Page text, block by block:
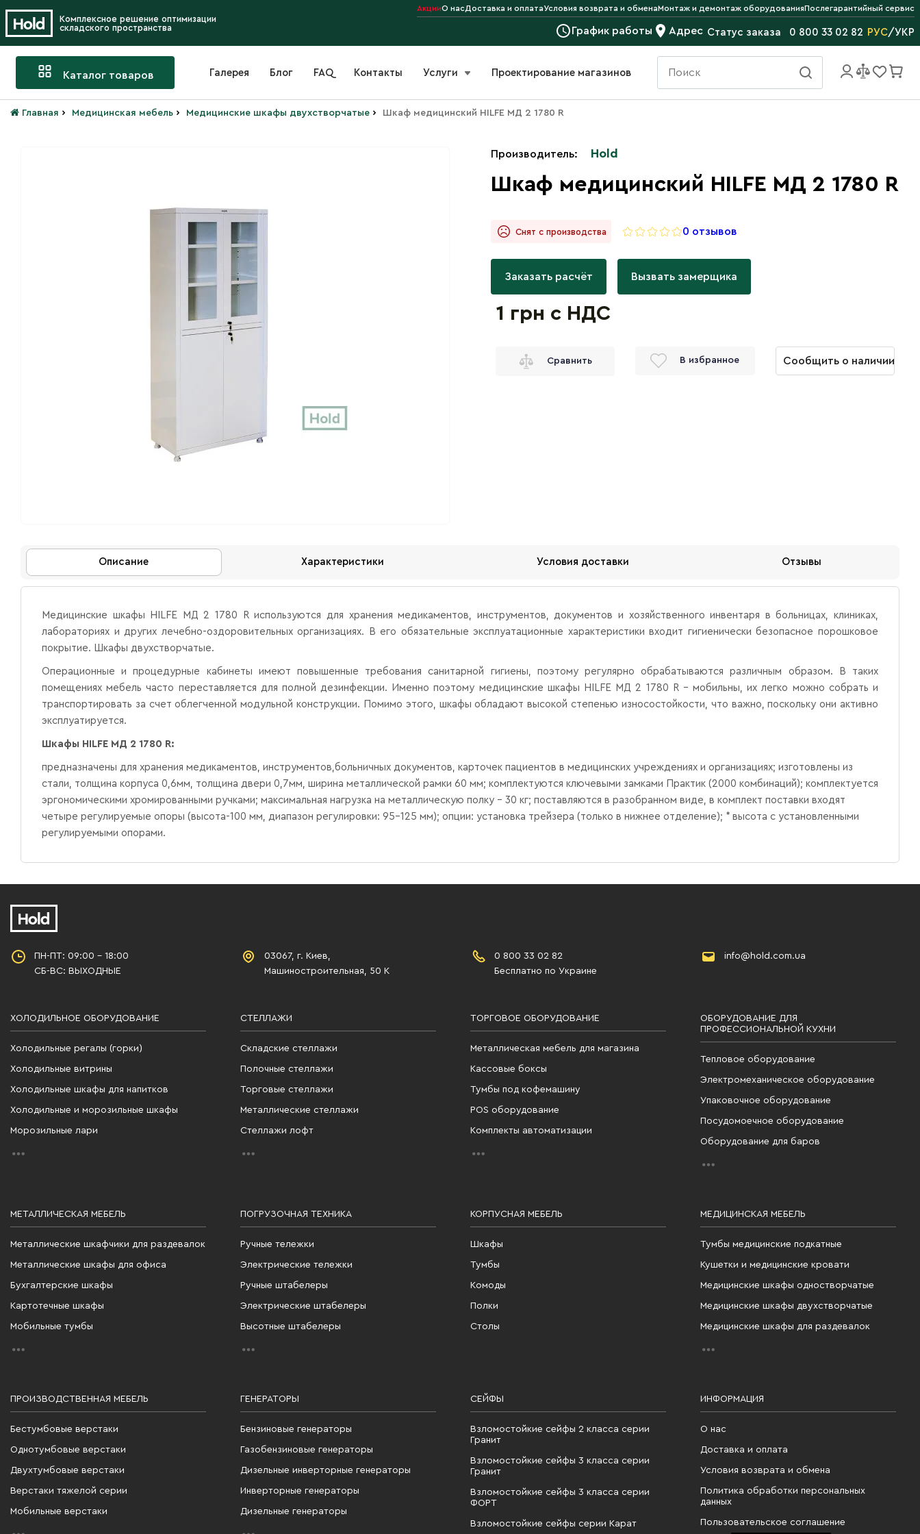
Комплексное решение оптимизации
складского пространства
АкцииО насДоставка и оплатаУсловия возврата и обменаМонтаж и демонтаж оборудованияПослегарантийный сервис
График работы Адрес Статус заказа 0 800 33 02 82 РУС/УКР
Каталог товаров Галерея Блог FAQ Контакты Услуги Проектирование магазинов
Главная › Медицинская мебель › Медицинские шкафы двухстворчатые › Шкаф медицинский HILFE МД 2 1780 R
Производитель: Hold
Шкаф медицинский HILFE МД 2 1780 R
Снят с производства 0 отзывов
Заказать расчёт Вызвать замерщика
1 грн с НДС
Сравнить В избранное Сообщить о наличии
Описание Характеристики Условия доставки Отзывы
Медицинские шкафы HILFE МД 2 1780 R используются для хранения медикаментов, инструментов, документов и хозяйственного инвентаря в больницах, клиниках,
лабораториях и других лечебно-оздоровительных организациях. В его обязательные эксплуатационные характеристики входит гигиенически безопасное порошковое
покрытие. Шкафы двухстворчатые.
Операционные и процедурные кабинеты имеют повышенные требования санитарной гигиены, поэтому регулярно обрабатываются различным образом. В таких
помещениях мебель часто переставляется для полной дезинфекции. Именно поэтому медицинские шкафы HILFE МД 2 1780 R - мобильны, их легко можно собрать и
транспортировать за счет облегченной модульной конструкции. Помимо этого, шкафы обладают высокой степенью износостойкости, что важно, поскольку они активно
эксплуатируется.
Шкафы HILFE МД 2 1780 R:
предназначены для хранения медикаментов, инструментов,больничных документов, карточек пациентов в медицинских учреждениях и организациях; изготовлены из
стали, толщина корпуса 0,6мм, толщина двери 0,7мм, ширина металлической рамки 60 мм; комплектуются ключевыми замками Практик (2000 комбинаций); комплектуется
эргономическими хромированными ручками; максимальная нагрузка на металлическую полку - 30 кг; поставляются в разобранном виде, в комплект поставки входят
четыре регулируемые опоры (высота-100 мм, диапазон регулировки: 95-125 мм); опции: установка трейзера (только в нижнее отделение); * высота с установленными
регулируемыми опорами.
ПН-ПТ: 09:00 - 18:00
СБ-ВС: ВЫХОДНЫЕ
03067, г. Киев,
Машиностроительная, 50 К
0 800 33 02 82
Бесплатно по Украине
info@hold.com.ua
ХОЛОДИЛЬНОЕ ОБОРУДОВАНИЕ
Холодильные регалы (горки)
Холодильные витрины
Холодильные шкафы для напитков
Холодильные и морозильные шкафы
Морозильные лари
СТЕЛЛАЖИ
Складские стеллажи
Полочные стеллажи
Торговые стеллажи
Металлические стеллажи
Стеллажи лофт
ТОРГОВОЕ ОБОРУДОВАНИЕ
Металлическая мебель для магазина
Кассовые боксы
Тумбы под кофемашину
POS оборудование
Комплекты автоматизации
ОБОРУДОВАНИЕ ДЛЯ
ПРОФЕССИОНАЛЬНОЙ КУХНИ
Тепловое оборудование
Электромеханическое оборудование
Упаковочное оборудование
Посудомоечное оборудование
Оборудование для баров
МЕТАЛЛИЧЕСКАЯ МЕБЕЛЬ
Металлические шкафчики для раздевалок
Металлические шкафы для офиса
Бухгалтерские шкафы
Картотечные шкафы
Мобильные тумбы
ПОГРУЗОЧНАЯ ТЕХНИКА
Ручные тележки
Электрические тележки
Ручные штабелеры
Электрические штабелеры
Высотные штабелеры
КОРПУСНАЯ МЕБЕЛЬ
Шкафы
Тумбы
Комоды
Полки
Столы
МЕДИЦИНСКАЯ МЕБЕЛЬ
Тумбы медицинские подкатные
Кушетки и медицинские кровати
Медицинские шкафы одностворчатые
Медицинские шкафы двухстворчатые
Медицинские шкафы для раздевалок
ПРОИЗВОДСТВЕННАЯ МЕБЕЛЬ
Бестумбовые верстаки
Однотумбовые верстаки
Двухтумбовые верстаки
Верстаки тяжелой серии
Мобильные верстаки
ГЕНЕРАТОРЫ
Бензиновые генераторы
Газобензиновые генераторы
Дизельные инверторные генераторы
Инверторные генераторы
Дизельные генераторы
СЕЙФЫ
Взломостойкие сейфы 2 класса серии
Гранит
Взломостойкие сейфы 3 класса серии
Гранит
Взломостойкие сейфы 3 класса серии
ФОРТ
Взломостойкие сейфы серии Карат
ИНФОРМАЦИЯ
О нас
Доставка и оплата
Условия возврата и обмена
Политика обработки персональных
данных
Пользовательское соглашение